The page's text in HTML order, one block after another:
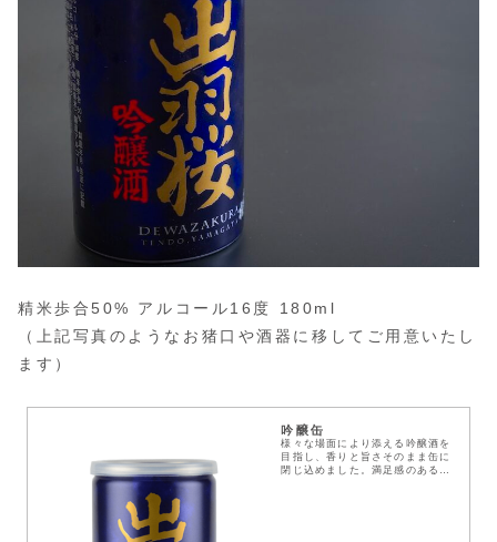
精米歩合50% アルコール16度 180ml
（上記写真のようなお猪口や酒器に移してご用意いたし
ます）
吟醸缶
様々な場面により添える吟醸酒を
目指し、香りと旨さそのまま缶に
閉じ込めました。満足感のある、